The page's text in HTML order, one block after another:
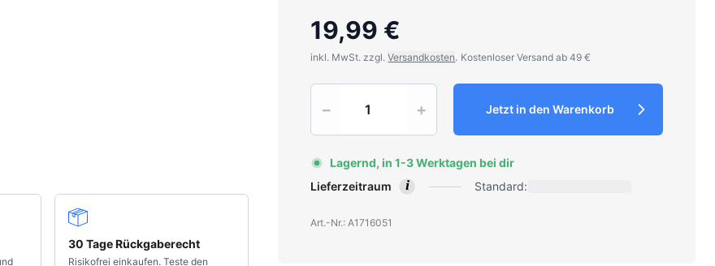
19,99 €
inkl. MwSt. zzgl.Versandkosten. Kostenloser Versand ab 49 €
− + Jetzt in den Warenkorb
Lagernd, in 1-3 Werktagen bei dir
Lieferzeitraum
i Standard:
Art.-Nr.: A1716051
30 Tage Rückgaberecht
Risikofrei einkaufen. Teste den